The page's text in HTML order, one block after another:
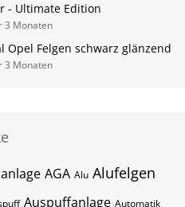
- Ultimate Edition
3 Monaten
Felgen schwarz glänzend
3 Monaten
AGA Alu Alufelgen
Auspuffanlage Automatik